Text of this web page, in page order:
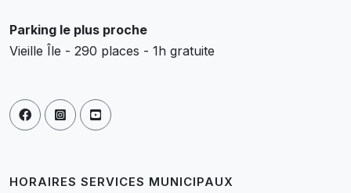
Parking le plus proche
Vieille Île - 290 places - 1h gratuite
HORAIRES SERVICES MUNICIPAUX